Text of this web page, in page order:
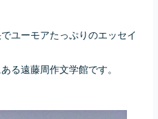
ユーモアたっぷりのエッセイ
る遠藤周作文学館です。